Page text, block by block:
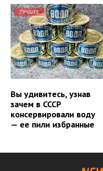
ЛУЧШЕЕ
Вы удивитесь, узнав
зачем в СССР
консервировали воду
— ее пили избранные